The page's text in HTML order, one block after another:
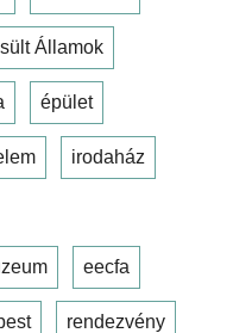
Államok
épület
irodaház
eecfa
rendezvény